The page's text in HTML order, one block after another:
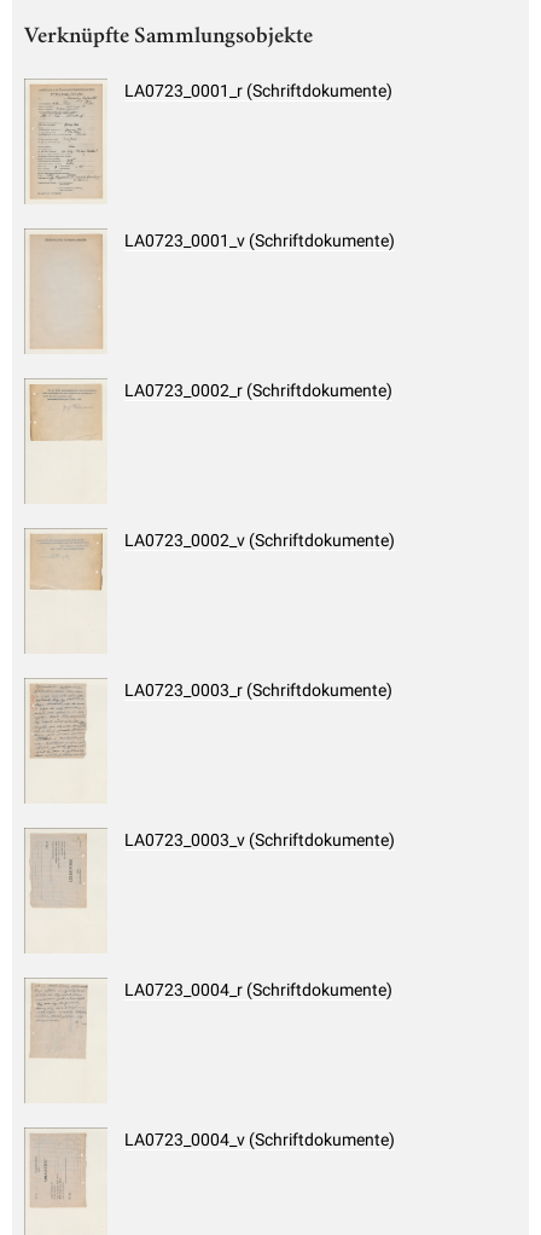
Verknüpfte Sammlungsobjekte
LA0723_0001_r (Schriftdokumente)
LA0723_0001_v (Schriftdokumente)
LA0723_0002_r (Schriftdokumente)
LA0723_0002_v (Schriftdokumente)
LA0723_0003_r (Schriftdokumente)
LA0723_0003_v (Schriftdokumente)
LA0723_0004_r (Schriftdokumente)
LA0723_0004_v (Schriftdokumente)